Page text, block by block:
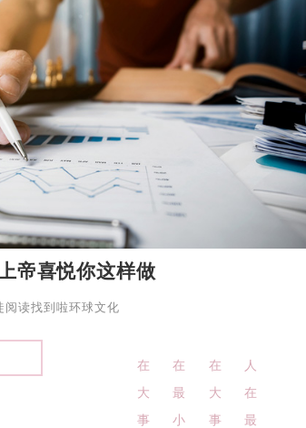
帝喜悦你这样做
读找到啦环球文化
人
在
最
在
大
事
在
最
小
在
大
事